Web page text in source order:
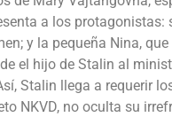
a los
y la pequeña Nina,
el hijo de Stalin al
Stalin llega a requerir
NKVD, no oculta su